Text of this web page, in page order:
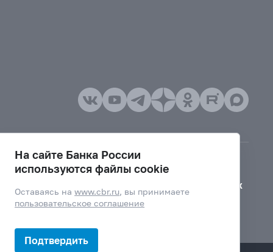
Версия для слабовидящих
На сайте Банка России
используются файлы cookie
Оставаясь наwww.cbr.ru, вы принимаете
пользовательское соглашение
Подтвердить